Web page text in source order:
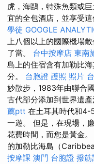
虎，海鷗，特殊魚類或
宜的全包酒店，並享受
學徒 GOOGLE
上八個以上的國際機場
了當。 台中按摩店 東南
島上的住宿含有加勒比
分。 台胞證 護照 照片
妙散步，1983年由聯合
古代部分添加到世界遺產
薦ptt 在土耳其時代和4-
一遊。 但是，在現場，
花費時間，而您是黃金。
的加勒比海島（
按摩課 澳門 台胞證 撥筋